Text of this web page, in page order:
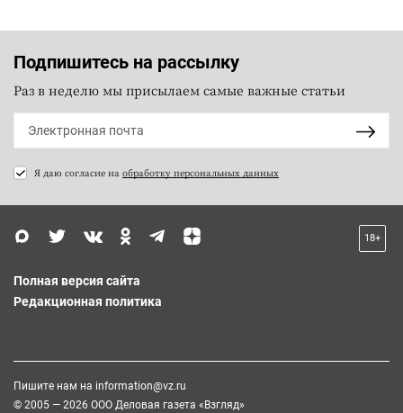
Подпишитесь на рассылку
Раз в неделю мы присылаем самые важные статьи
Я даю согласие на обработку персональных данных
18+
Полная версия сайта
Редакционная политика
Пишите нам на information@vz.ru
© 2005 — 2026 ООО Деловая газета «Взгляд»